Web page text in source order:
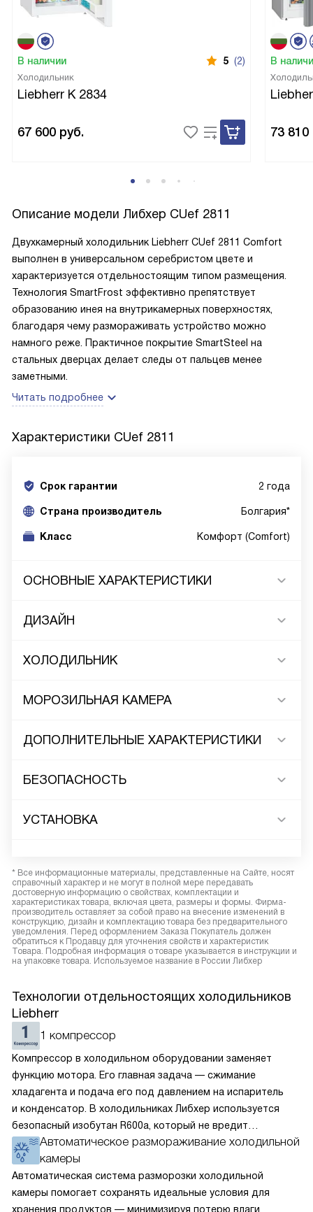
В наличии 5 (2)
Холодильник
Liebherr K 2834
67 600 руб.
В
73 810
Описание модели Либхер CUef 2811
Двухкамерный холодильник Liebherr CUef 2811 Comfort
выполнен в универсальном серебристом цвете и
характеризуется отдельностоящим типом размещения.
Технология SmartFrost эффективно препятствует
образованию инея на внутрикамерных поверхностях,
благодаря чему размораживать устройство можно
намного реже. Практичное покрытие SmartSteel на
стальных дверцах делает следы от пальцев менее
заметными.
Читать подробнее
Характеристики CUef 2811
Срок гарантии 2 года
Cтрана производитель Болгария*
Класс Комфорт (Comfort)
ОСНОВНЫЕ ХАРАКТЕРИСТИКИ
ДИЗАЙН
ХОЛОДИЛЬНИК
МОРОЗИЛЬНАЯ КАМЕРА
ДОПОЛНИТЕЛЬНЫЕ ХАРАКТЕРИСТИКИ
БЕЗОПАСНОСТЬ
УСТАНОВКА
* Все информационные материалы, представленные на Сайте, носят
справочный характер и не могут в полной мере передавать
достоверную информацию о свойствах, комплектации и
характеристиках товара, включая цвета, размеры и формы. Фирма-
производитель оставляет за собой право на внесение изменений в
конструкцию, дизайн и комплектацию товара без предварительного
уведомления. Перед оформлением Заказа Покупатель должен
обратиться к Продавцу для уточнения свойств и характеристик
Товара. Подробная информация о товаре указывается в инструкции и
на упаковке товара. Используемое название в России Либхер
Технологии отдельностоящих холодильников
Liebherr
1 компрессор
Компрессор в холодильном оборудовании заменяет
функцию мотора. Его главная задача — сжимание
хладагента и подача его под давлением на испаритель
и конденсатор. В холодильниках Либхер используется
безопасный изобутан R600a, который не вредит
окружающей среде. Компрессор перегоняет его
по охладительному контуру по принципу насоса. Чем
лучше работает «мотор» прибора, тем качественнее
и быстрее происходит охлаждение, затрачивается
меньше электроэнергии.
Автоматическое размораживание холодильной
камеры
Автоматическая система разморозки холодильной
камеры помогает сохранять идеальные условия для
хранения продуктов — минимизируя потерю влаги